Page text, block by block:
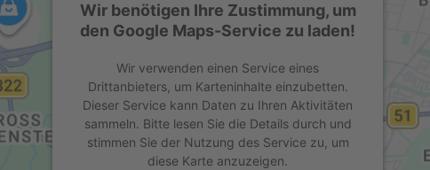
Wir benötigen Ihre Zustimmung, um
den Google Maps-Service zu laden!
Wir verwenden einen Service eines
Drittanbieters, um Karteninhalte einzubetten.
Dieser Service kann Daten zu Ihren Aktivitäten
sammeln. Bitte lesen Sie die Details durch und
stimmen Sie der Nutzung des Service zu, um
diese Karte anzuzeigen.